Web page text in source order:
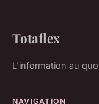
Totaflex
L'information au
NAVIGATION